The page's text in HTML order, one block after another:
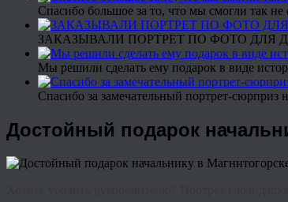
Спасибо большое за то, что мы смогли так
ЗАКАЗЫВАЛИ ПОРТРЕТ ПО ФОТО ДЛЯ
Мы решили сделать ему подарок в виде
Спасибо за замечательный портрет-сюрприз
Достойный подарок